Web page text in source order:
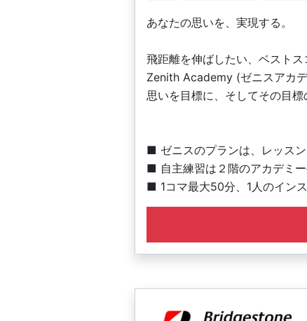
あなたの思いを、実現する。
飛距離を伸ばしたい、ベスト
Zenith Academy (ゼニスアカ
思いを目標に、そしてその目標
■ ゼニスのプランは、レッス
■ 自主練習は２階のアカデミ
■ 1コマ最大50分、1人のイン
※受講人数に応じて一人あたり
■ レッスン予約・練習予約は